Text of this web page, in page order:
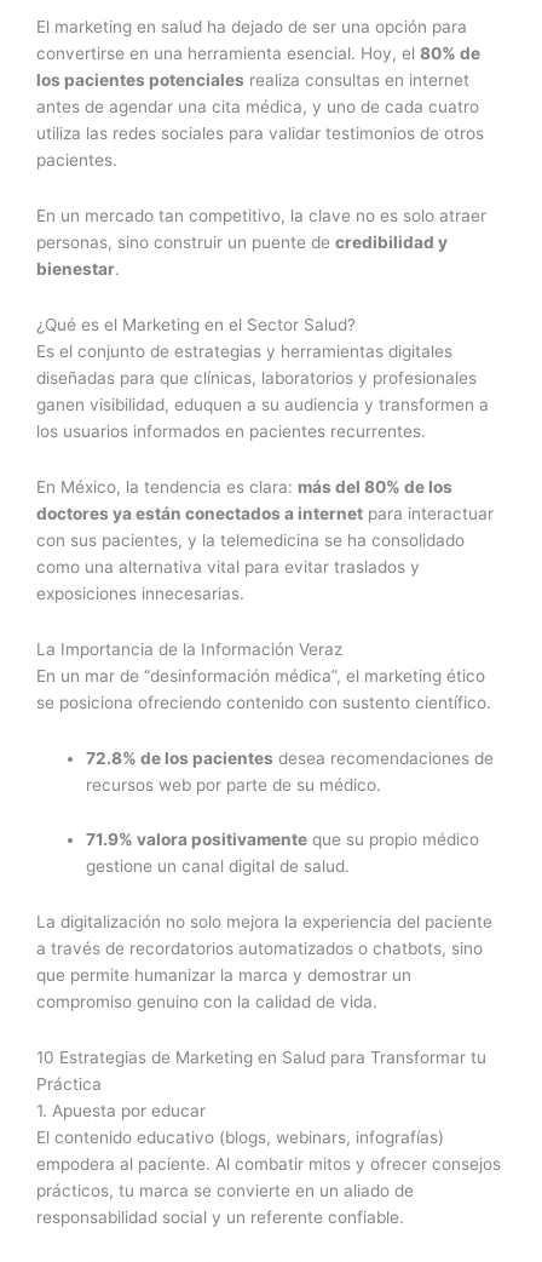
El marketing en salud ha dejado de ser una opción para
convertirse en una herramienta esencial. Hoy, el 80% de
los pacientes potenciales realiza consultas en internet
antes de agendar una cita médica, y uno de cada cuatro
utiliza las redes sociales para validar testimonios de otros
pacientes.
En un mercado tan competitivo, la clave no es solo atraer
personas, sino construir un puente de credibilidad y
bienestar.
¿Qué es el Marketing en el Sector Salud?
Es el conjunto de estrategias y herramientas digitales
diseñadas para que clínicas, laboratorios y profesionales
ganen visibilidad, eduquen a su audiencia y transformen a
los usuarios informados en pacientes recurrentes.
En México, la tendencia es clara: más del 80% de los
doctores ya están conectados a internet para interactuar
con sus pacientes, y la telemedicina se ha consolidado
como una alternativa vital para evitar traslados y
exposiciones innecesarias.
La Importancia de la Información Veraz
En un mar de “desinformación médica”, el marketing ético
se posiciona ofreciendo contenido con sustento científico.
72.8% de los pacientes desea recomendaciones de
recursos web por parte de su médico.
71.9% valora positivamente que su propio médico
gestione un canal digital de salud.
La digitalización no solo mejora la experiencia del paciente
a través de recordatorios automatizados o chatbots, sino
que permite humanizar la marca y demostrar un
compromiso genuino con la calidad de vida.
10 Estrategias de Marketing en Salud para Transformar tu
Práctica
1. Apuesta por educar
El contenido educativo (blogs, webinars, infografías)
empodera al paciente. Al combatir mitos y ofrecer consejos
prácticos, tu marca se convierte en un aliado de
responsabilidad social y un referente confiable.